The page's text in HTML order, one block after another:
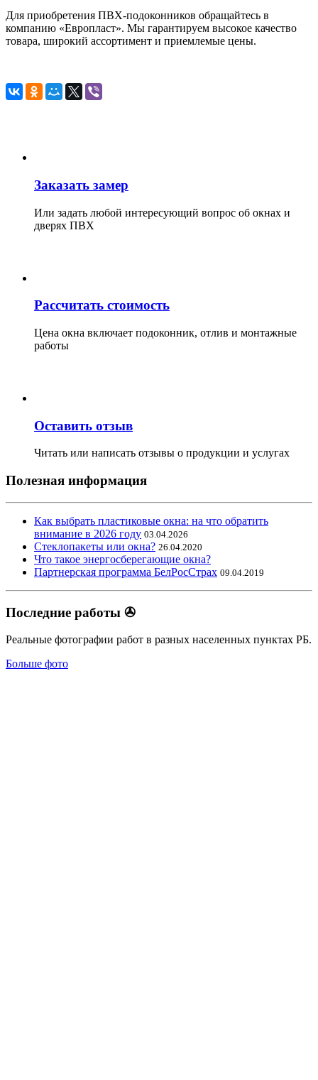
Для приобретения ПВХ-подоконников обращайтесь в
компанию «Европласт». Мы гарантируем высокое качество
товара, широкий ассортимент и приемлемые цены.
Заказать замер
Или задать любой интересующий вопрос об окнах и
дверях ПВХ
Рассчитать стоимость
Цена окна включает подоконник, отлив и монтажные
работы
Оставить отзыв
Читать или написать отзывы о продукции и услугах
Полезная информация
Как выбрать пластиковые окна: на что обратить
внимание в 2026 году 03.04.2026
Стеклопакеты или окна? 26.04.2020
Что такое энергосберегающие окна?
Партнерская программа БелРосСтрах 09.04.2019
Последние работы ✇
Реальные фотографии работ в разных населенных пунктах РБ.
Больше фото